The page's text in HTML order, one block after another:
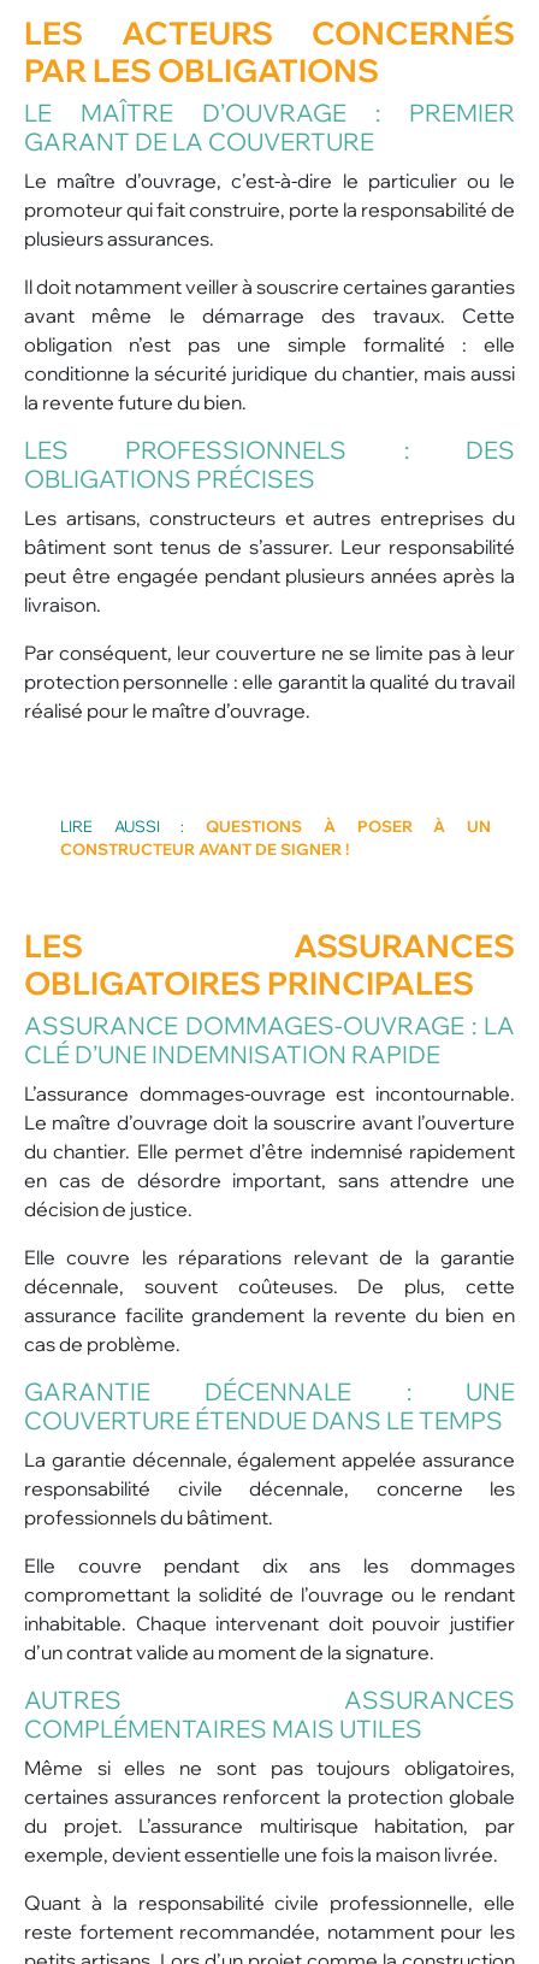
LES ACTEURS CONCERNÉS
PAR LES OBLIGATIONS
LE MAÎTRE D’OUVRAGE : PREMIER
GARANT DE LA COUVERTURE
Le maître d’ouvrage, c’est-à-dire le particulier ou le
promoteur qui fait construire, porte la responsabilité de
plusieurs assurances.
Il doit notamment veiller à souscrire certaines garanties
avant même le démarrage des travaux. Cette
obligation n’est pas une simple formalité : elle
conditionne la sécurité juridique du chantier, mais aussi
la revente future du bien.
LES PROFESSIONNELS : DES
OBLIGATIONS PRÉCISES
Les artisans, constructeurs et autres entreprises du
bâtiment sont tenus de s’assurer. Leur responsabilité
peut être engagée pendant plusieurs années après la
livraison.
Par conséquent, leur couverture ne se limite pas à leur
protection personnelle : elle garantit la qualité du travail
réalisé pour le maître d’ouvrage.
LIRE AUSSI :QUESTIONS À POSER À UN
CONSTRUCTEUR AVANT DE SIGNER !
LES ASSURANCES
OBLIGATOIRES PRINCIPALES
ASSURANCE DOMMAGES-OUVRAGE : LA
CLÉ D’UNE INDEMNISATION RAPIDE
L’assurance dommages-ouvrage est incontournable.
Le maître d’ouvrage doit la souscrire avant l’ouverture
du chantier. Elle permet d’être indemnisé rapidement
en cas de désordre important, sans attendre une
décision de justice.
Elle couvre les réparations relevant de la garantie
décennale, souvent coûteuses. De plus, cette
assurance facilite grandement la revente du bien en
cas de problème.
GARANTIE DÉCENNALE : UNE
COUVERTURE ÉTENDUE DANS LE TEMPS
La garantie décennale, également appelée assurance
responsabilité civile décennale, concerne les
professionnels du bâtiment.
Elle couvre pendant dix ans les dommages
compromettant la solidité de l’ouvrage ou le rendant
inhabitable. Chaque intervenant doit pouvoir justifier
d’un contrat valide au moment de la signature.
AUTRES ASSURANCES
COMPLÉMENTAIRES MAIS UTILES
Même si elles ne sont pas toujours obligatoires,
certaines assurances renforcent la protection globale
du projet. L’assurance multirisque habitation, par
exemple, devient essentielle une fois la maison livrée.
Quant à la responsabilité civile professionnelle, elle
reste fortement recommandée, notamment pour les